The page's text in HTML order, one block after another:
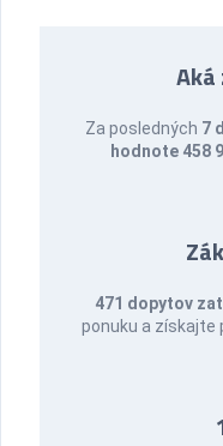
Aká
Za posledných 7
hodnote 458
471 dopytov
ponuku a získajte